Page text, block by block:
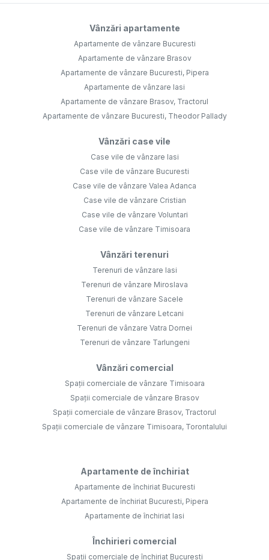
Vânzări apartamente
Apartamente de vânzare Bucuresti
Apartamente de vânzare Brasov
Apartamente de vânzare Bucuresti, Pipera
Apartamente de vânzare Iasi
Apartamente de vânzare Brasov, Tractorul
Apartamente de vânzare Bucuresti, Theodor Pallady
Vânzări case vile
Case vile de vânzare Iasi
Case vile de vânzare Bucuresti
Case vile de vânzare Valea Adanca
Case vile de vânzare Cristian
Case vile de vânzare Voluntari
Case vile de vânzare Timisoara
Vânzări terenuri
Terenuri de vânzare Iasi
Terenuri de vânzare Miroslava
Terenuri de vânzare Sacele
Terenuri de vânzare Letcani
Terenuri de vânzare Vatra Dornei
Terenuri de vânzare Tarlungeni
Vânzări comercial
Spații comerciale de vânzare Timisoara
Spații comerciale de vânzare Brasov
Spații comerciale de vânzare Brasov, Tractorul
Spații comerciale de vânzare Timisoara, Torontalului
Apartamente de închiriat
Apartamente de închiriat Bucuresti
Apartamente de închiriat Bucuresti, Pipera
Apartamente de închiriat Iasi
Închirieri comercial
Spații comerciale de închiriat Bucuresti